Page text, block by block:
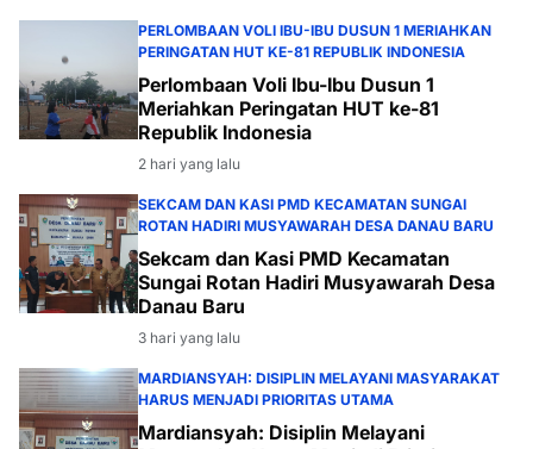
PERLOMBAAN VOLI IBU-IBU DUSUN 1 MERIAHKAN
PERINGATAN HUT KE-81 REPUBLIK INDONESIA
Perlombaan Voli Ibu-Ibu Dusun 1
Meriahkan Peringatan HUT ke-81
Republik Indonesia
2 hari yang lalu
SEKCAM DAN KASI PMD KECAMATAN SUNGAI
ROTAN HADIRI MUSYAWARAH DESA DANAU BARU
Sekcam dan Kasi PMD Kecamatan
Sungai Rotan Hadiri Musyawarah Desa
Danau Baru
3 hari yang lalu
MARDIANSYAH: DISIPLIN MELAYANI MASYARAKAT
HARUS MENJADI PRIORITAS UTAMA
Mardiansyah: Disiplin Melayani